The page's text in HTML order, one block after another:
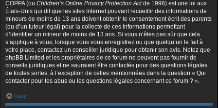
COPPA (ou Children’s Online Privacy Protection Actde 1998) est une loi aux
États-Unis qui dit que les sites Internet pouvant recueillir des informations de
mineurs de moins de 13 ans doivent obtenir le consentement écrit des parents
(ou d’un tuteur légal) pour la collecte de ces informations permettant
d’identifier un mineur de moins de 13 ans. Si vous n’êtes pas sûr que cela
s’applique à vous, lorsque vous vous enregistrez ou que quelqu’un le fait à
votre place, contactez un conseiller juridique pour obtenir son avis. Notez que
phpBB Limited et les propriétaires de ce forum ne peuvent pas fournir de
conseils juridiques et ne sauraient être contactés pour des questions légales
de toutes sortes, à l’exception de celles mentionnées dans la question « Qui
contacter pour les abus ou les questions légales concernant ce forum ? ».
Haut